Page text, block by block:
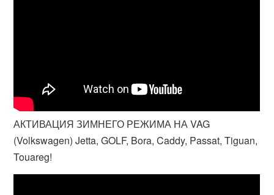
АКТИВАЦИЯ ЗИМНЕГО РЕЖИМА НА VAG
(Volkswagen) Jetta, GOLF, Bora, Caddy, Passat, Tiguan,
Touareg!